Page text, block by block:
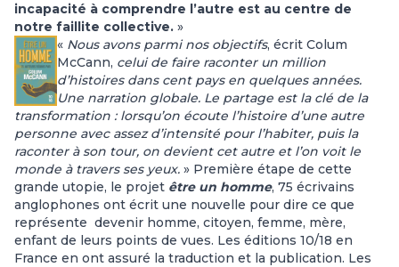
incapacité à comprendre l’autre est au centre de
notre faillite collective. »
« Nous avons parmi nos objectifs, écrit Colum
McCann, celui de faire raconter un million
d’histoires dans cent pays en quelques années.
Une narration globale. Le partage est la clé de la
transformation : lorsqu’on écoute l’histoire d’une autre
personne avec assez d’intensité pour l’habiter, puis la
raconter à son tour, on devient cet autre et l’on voit le
monde à travers ses yeux. » Première étape de cette
grande utopie, le projet être un homme, 75 écrivains
anglophones ont écrit une nouvelle pour dire ce que
représente devenir homme, citoyen, femme, mère,
enfant de leurs points de vues. Les éditions 10/18 en
France en ont assuré la traduction et la publication. Les